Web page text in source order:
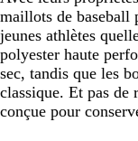
maillots de baseball
jeunes athlètes
polyester haute
sec, tandis que les
classique. Et pas de
conçue pour